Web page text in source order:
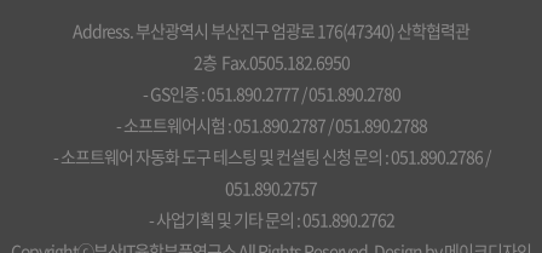
Address. 부산광역시 부산진구 엄광로 176(47340) 산학협력관
2층 Fax.0505.182.6950
- GS인증 : 051.890.2777 / 051.890.2780
- 소프트웨어시험 : 051.890.2787 / 051.890.2788
- 소프트웨어 자동화 도구 테스팅 및 컨설팅 신청 문의 : 051.890.2786 /
051.890.2757
- 사업기획 및 기타 문의 : 051.890.2762